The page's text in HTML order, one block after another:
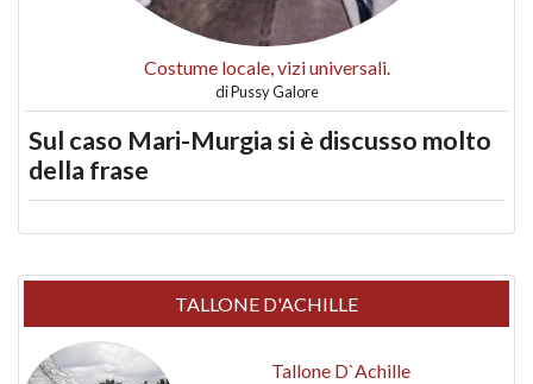
Costume locale, vizi universali.
diPussy Galore
Sul caso Mari-Murgia si è discusso molto
della frase
TALLONE D'ACHILLE
Tallone D`Achille